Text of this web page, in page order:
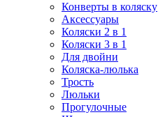
Конверты в коляску
Аксессуары
Коляски 2 в 1
Коляски 3 в 1
Для двойни
Коляска-люлька
Трость
Люльки
Прогулочные